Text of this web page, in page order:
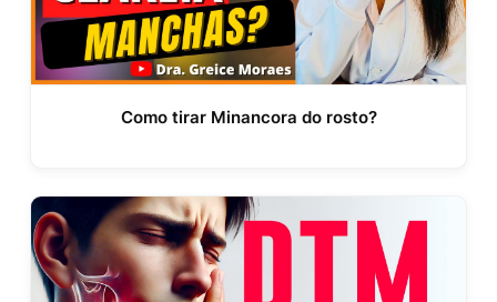
Como tirar Minancora do rosto?